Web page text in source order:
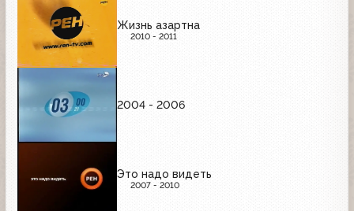
Жизнь азартна
2010 - 2011
2004 - 2006
Это надо видеть
2007 - 2010